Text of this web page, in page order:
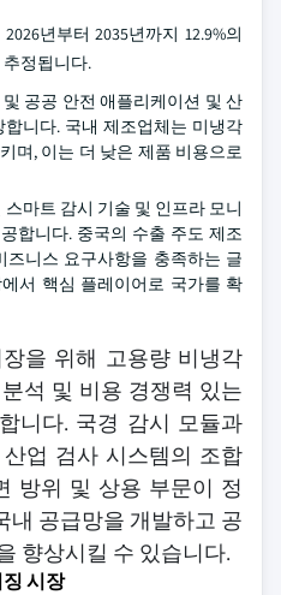
년부터 2035년까지 12.9%의
추정됩니다.
공공 안전 애플리케이션 및 산
니다. 국내 제조업체는 미냉각
며, 이는 더 낮은 제품 비용으로
마트 감시 기술 및 인프라 모니
합니다. 중국의 수출 주도 제조
니스 요구사항을 충족하는 글
서 핵심 플레이어로 국가를 확
을 위해 고용량 비냉각
석 및 비용 경쟁력 있는
니다. 국경 감시 모듈과
업 검사 시스템의 조합
방위 및 상용 부문이 정
내 공급망을 개발하고 공
향상시킬 수 있습니다.
시장